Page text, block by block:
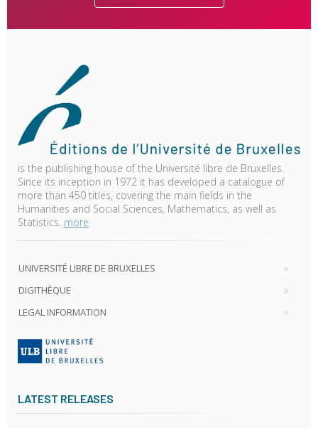
is the publishing house of the Université libre de Bruxelles.
Since its inception in 1972 it has developed a catalogue of
more than 450 titles, covering the main fields in the
Humanities and Social Sciences, Mathematics, as well as
Statistics. more
UNIVERSITÉ LIBRE DE BRUXELLES
DIGITHÈQUE
LEGAL INFORMATION
LATEST RELEASES